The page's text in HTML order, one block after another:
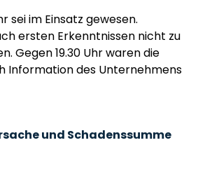
sei im Einsatz gewesen.
ersten Erkenntnissen nicht zu
Gegen 19.30 Uhr waren die
Information des Unternehmens
und Schadenssumme